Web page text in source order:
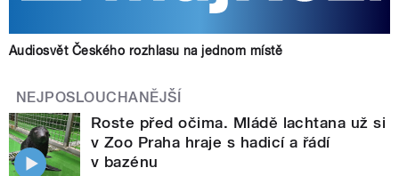
Audiosvět Českého rozhlasu na jednom místě
NEJPOSLOUCHANĚJŠÍ
Roste před očima. Mládě lachtana už si
v Zoo Praha hraje s hadicí a řádí
v bazénu